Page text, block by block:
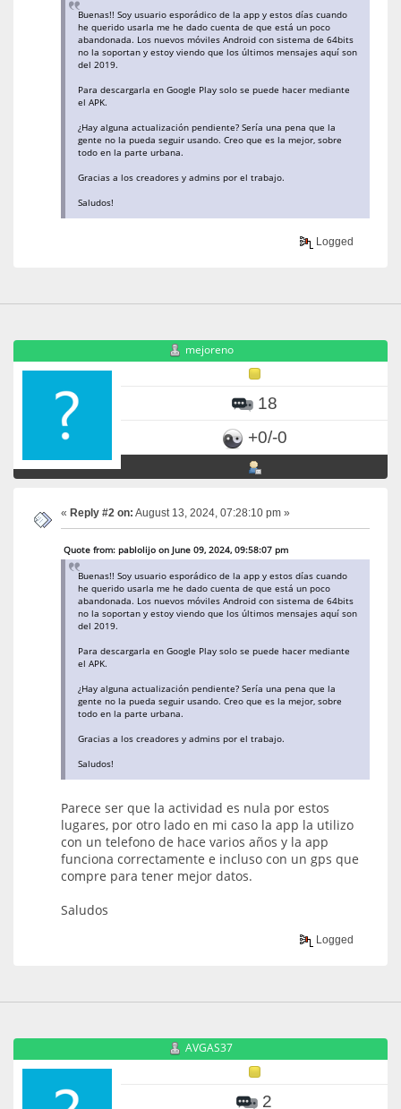
Buenas!! Soy usuario esporádico de la app y estos días cuando
he querido usarla me he dado cuenta de que está un poco
abandonada. Los nuevos móviles Android con sistema de 64bits
no la soportan y estoy viendo que los últimos mensajes aquí son
del 2019.
Para descargarla en Google Play solo se puede hacer mediante
el APK.
¿Hay alguna actualización pendiente? Sería una pena que la
gente no la pueda seguir usando. Creo que es la mejor, sobre
todo en la parte urbana.
Gracias a los creadores y admins por el trabajo.
Saludos!
Logged
mejoreno
18
+0/-0
« Reply #2 on: August 13, 2024, 07:28:10 pm »
Quote from: pablolijo on June 09, 2024, 09:58:07 pm
Buenas!! Soy usuario esporádico de la app y estos días cuando
he querido usarla me he dado cuenta de que está un poco
abandonada. Los nuevos móviles Android con sistema de 64bits
no la soportan y estoy viendo que los últimos mensajes aquí son
del 2019.
Para descargarla en Google Play solo se puede hacer mediante
el APK.
¿Hay alguna actualización pendiente? Sería una pena que la
gente no la pueda seguir usando. Creo que es la mejor, sobre
todo en la parte urbana.
Gracias a los creadores y admins por el trabajo.
Saludos!
Parece ser que la actividad es nula por estos
lugares, por otro lado en mi caso la app la utilizo
con un telefono de hace varios años y la app
funciona correctamente e incluso con un gps que
compre para tener mejor datos.
Saludos
Logged
AVGAS37
2